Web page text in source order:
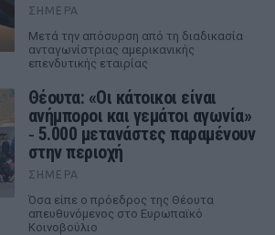
ΣΉΜΕΡΑ
Μετά την απόσυρση από τη διαδικασία
ανταγωνίστριας αμερικανικής
επενδυτικής εταιρίας
Θέουτα: «Οι κάτοικοι είναι
ανήμποροι και γεμάτοι αγωνία»
‑ 5.000 μετανάστες παραμένουν
στην περιοχή
ΣΉΜΕΡΑ
Όσα είπε ο πρόεδρος της Θέουτα
απευθυνόμενος στο Ευρωπαϊκό
Κοινοβούλιο